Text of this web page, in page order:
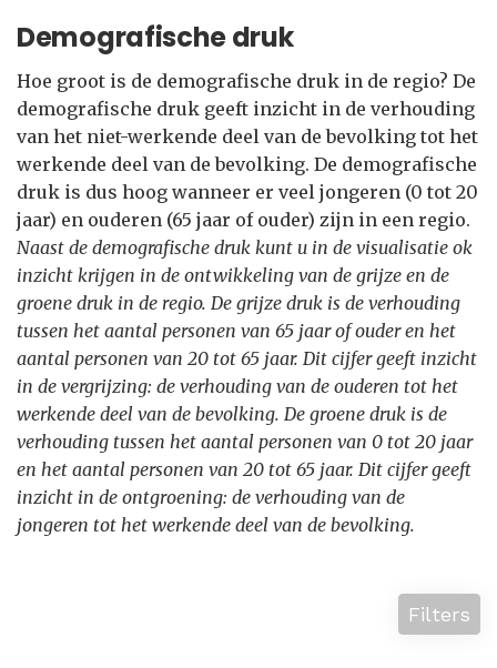
Demografische druk
Hoe groot is de demografische druk in de regio? De
demografische druk geeft inzicht in de verhouding
van het niet-werkende deel van de bevolking tot het
werkende deel van de bevolking. De demografische
druk is dus hoog wanneer er veel jongeren (0 tot 20
jaar) en ouderen (65 jaar of ouder) zijn in een regio.
Naast de demografische druk kunt u in de visualisatie ok
inzicht krijgen in de ontwikkeling van de grijze en de
groene druk in de regio. De grijze druk is de verhouding
tussen het aantal personen van 65 jaar of ouder en het
aantal personen van 20 tot 65 jaar. Dit cijfer geeft inzicht
in de vergrijzing: de verhouding van de ouderen tot het
werkende deel van de bevolking. De groene druk is de
verhouding tussen het aantal personen van 0 tot 20 jaar
en het aantal personen van 20 tot 65 jaar. Dit cijfer geeft
inzicht in de ontgroening: de verhouding van de
jongeren tot het werkende deel van de bevolking.
Filters